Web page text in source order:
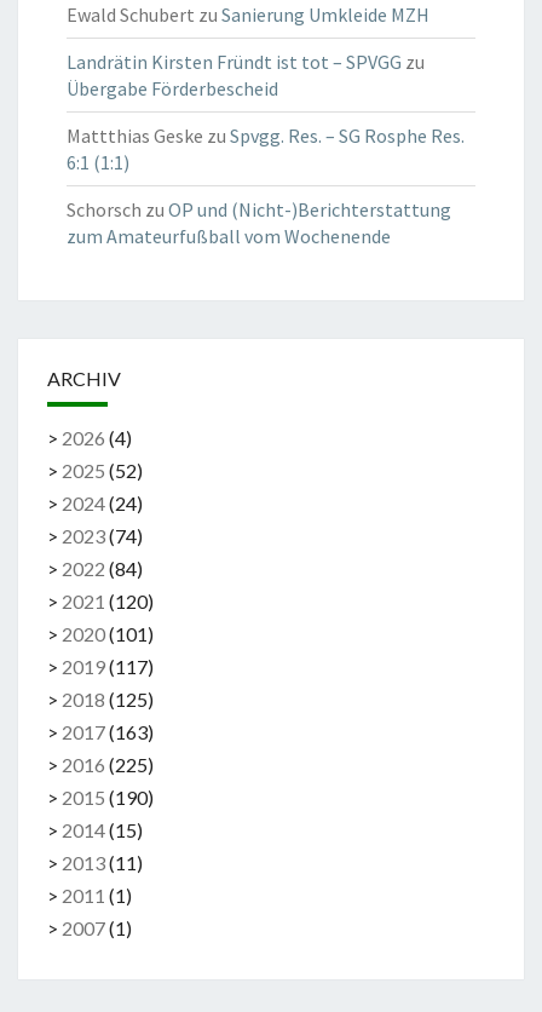
Ewald Schubert zu Sanierung Umkleide MZH
Landrätin Kirsten Fründt ist tot – SPVGG zu
Übergabe Förderbescheid
Mattthias Geske zu Spvgg. Res. – SG Rosphe Res.
6:1 (1:1)
Schorsch zu OP und (Nicht-)Berichterstattung
zum Amateurfußball vom Wochenende
ARCHIV
> 2026 (4)
> 2025 (52)
> 2024(24)
> 2023(74)
> 2022 (84)
> 2021 (120)
> 2020(101)
> 2019(117)
> 2018 (125)
> 2017(163)
> 2016 (225)
> 2015 (190)
> 2014(15)
> 2013(11)
> 2011 (1)
> 2007(1)